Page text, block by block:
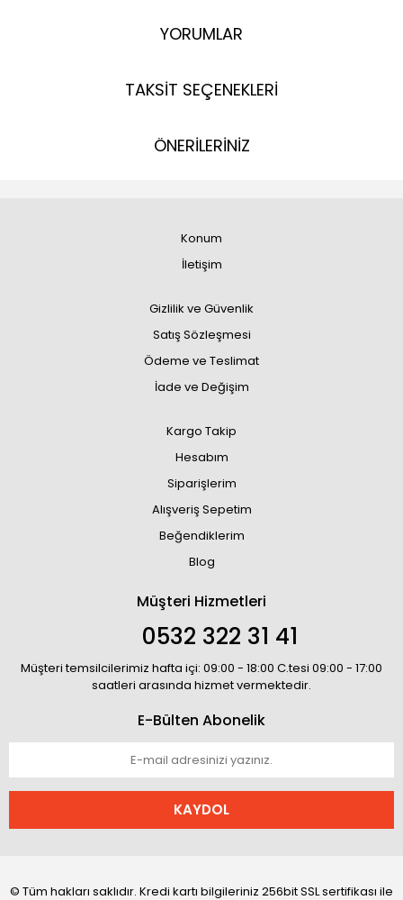
YORUMLAR
TAKSİT SEÇENEKLERİ
ÖNERİLERİNİZ
Konum
İletişim
Gizlilik ve Güvenlik
Satış Sözleşmesi
Ödeme ve Teslimat
İade ve Değişim
Kargo Takip
Hesabım
Siparişlerim
Alışveriş Sepetim
Beğendiklerim
Blog
Müşteri Hizmetleri
0532 322 31 41
Müşteri temsilcilerimiz hafta içi: 09:00 - 18:00 C.tesi 09:00 - 17:00
saatleri arasında hizmet vermektedir.
E-Bülten Abonelik
KAYDOL
© Tüm hakları saklıdır. Kredi kartı bilgileriniz 256bit SSL sertifikası ile